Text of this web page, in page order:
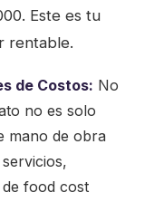
Este es tu
rentable.
de Costos: No
no es solo
mano de obra
food cost